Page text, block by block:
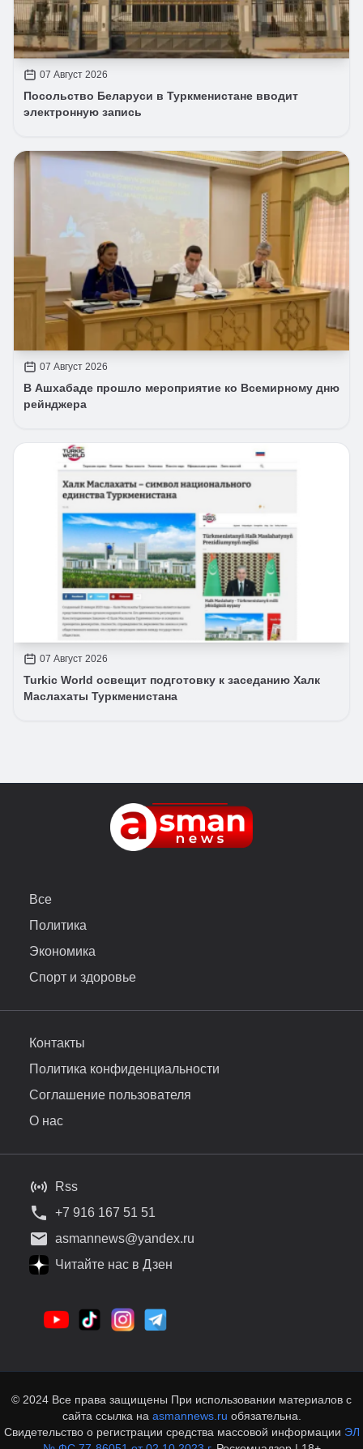
07 Август 2026
Посольство Беларуси в Туркменистане вводит
электронную запись
07 Август 2026
В Ашхабаде прошло мероприятие ко Всемирному дню
рейнджера
07 Август 2026
Turkic World освещит подготовку к заседанию Халк
Маслахаты Туркменистана
Все
Политика
Экономика
Спорт и здоровье
Контакты
Политика конфиденциальности
Соглашение пользователя
О нас
Rss
+7 916 167 51 51
asmannews@yandex.ru
Читайте нас в Дзен
© 2024 Все права защищены При использовании материалов с
сайта ссылка на asmannews.ru обязательна.
Свидетельство о регистрации средства массовой информации ЭЛ